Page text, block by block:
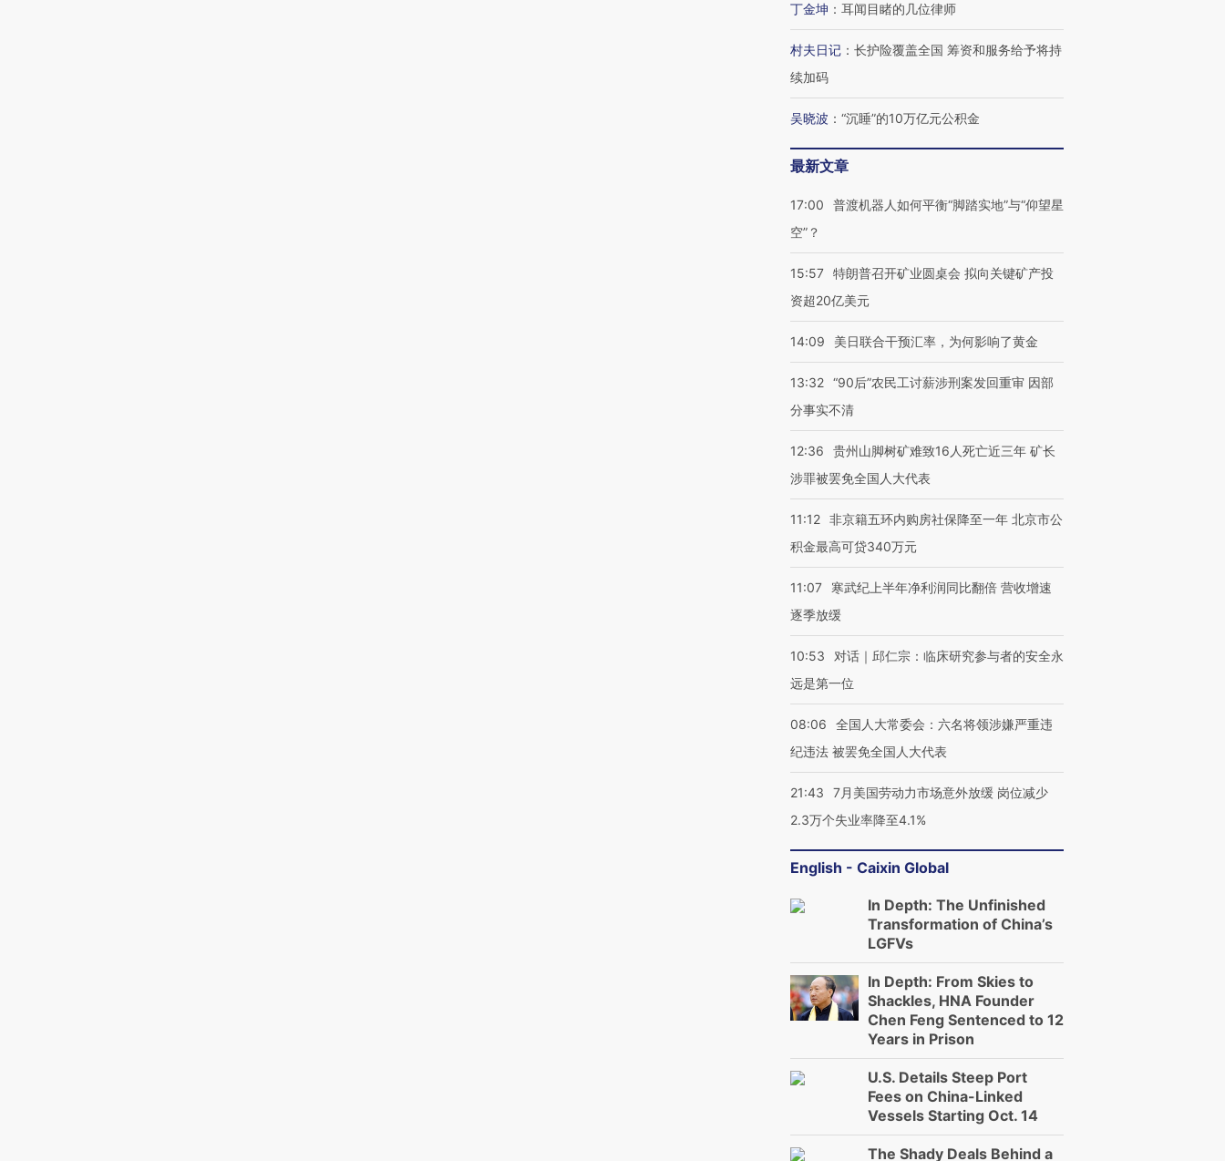
丁金坤 ： 耳闻目睹的几位律师
村夫日记 ： 长护险覆盖全国 筹资和服务给予将持
续加码
吴晓波 ： “沉睡”的10万亿元公积金
最新文章
17:00
普渡机器人如何平衡“脚踏实地”与“仰望星
空”？
15:57 特朗普召开矿业圆桌会 拟向关键矿产投
资超20亿美元
14:09 美日联合干预汇率，为何影响了黄金
13:32 “90后”农民工讨薪涉刑案发回重审 因部
分事实不清
12:36
贵州山脚树矿难致16人死亡近三年 矿长
涉罪被罢免全国人大代表
11:12 非京籍五环内购房社保降至一年 北京市公
积金最高可贷340万元
11:07
寒武纪上半年净利润同比翻倍 营收增速
逐季放缓
10:53
对话｜邱仁宗：临床研究参与者的安全永
远是第一位
08:06
全国人大常委会：六名将领涉嫌严重违
纪违法 被罢免全国人大代表
21:43
7月美国劳动力市场意外放缓 岗位减少
2.3万个失业率降至4.1%
English - Caixin Global
In Depth: The Unfinished
Transformation of China’s
LGFVs
In Depth: From Skies to
Shackles, HNA Founder
Chen Feng Sentenced to 12
Years in Prison
U.S. Details Steep Port
Fees on China-Linked
Vessels Starting Oct. 14
The Shady Deals Behind a